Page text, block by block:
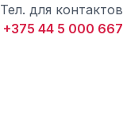
Тел. для
+375 44 5 000 667